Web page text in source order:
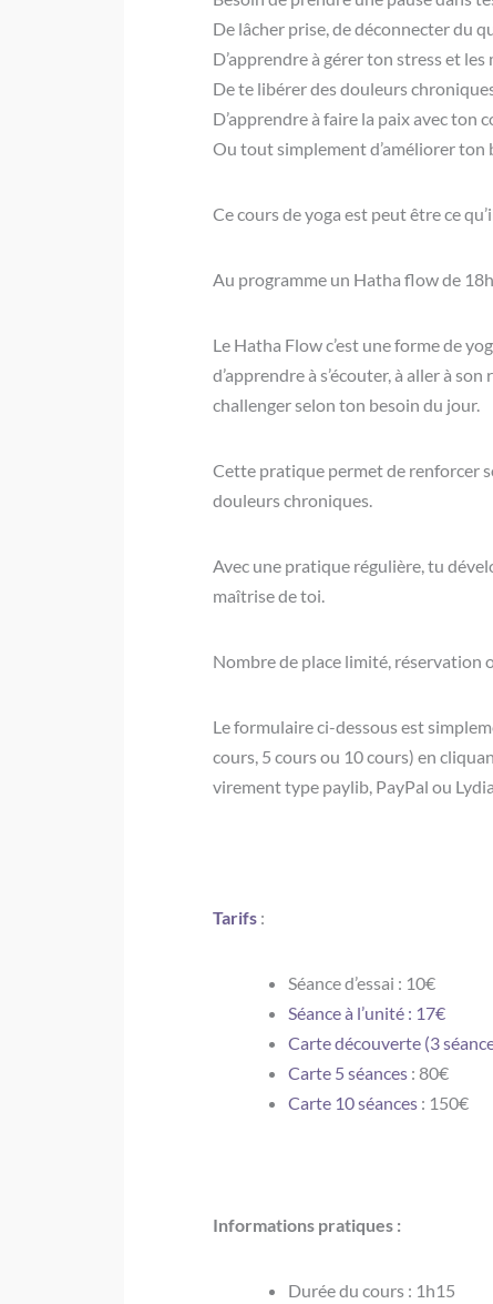
De lâcher prise, de déconnecter du
D’apprendre à gérer ton stress et
De te libérer des douleurs
D’apprendre à faire la paix avec ton
Ou tout simplement d’améliorer ton
Ce cours de yoga est peut être ce
Au programme un Hatha flow de
Le Hatha Flow c’est une forme de
d’apprendre à s’écouter, à aller à
challenger selon ton besoin du jour.
Cette pratique permet de renforcer
douleurs chroniques.
Avec une pratique régulière, tu
maîtrise de toi.
Nombre de place limité, réservation
Le formulaire ci-dessous est
cours, 5 cours ou 10 cours) en
virement type paylib, PayPal ou
Tarifs :
Séance d’essai : 10€
Séance à l’unité : 17€
Carte découverte (3
Carte 5 séances : 80€
Carte 10 séances : 150€
Informations pratiques :
Durée du cours : 1h15